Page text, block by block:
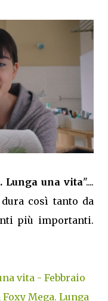
Lunga una vita"....
così tanto da
più importanti.
vita - Febbraio
Mega. Lunga